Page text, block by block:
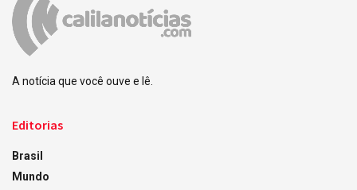
A notícia que você ouve e lê.
Editorias
Brasil
Mundo